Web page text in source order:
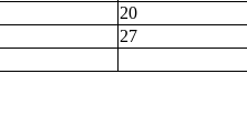
20
27